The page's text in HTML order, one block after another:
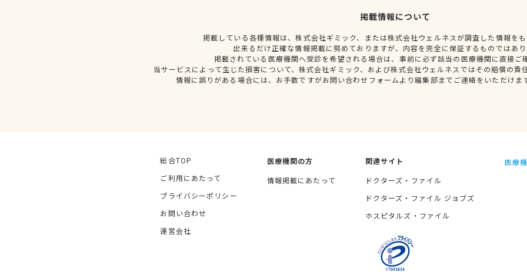
掲載情報について
掲載している各種情報は、株式会社ギミック、または株式会社ウェルネスが調査した情報を
出来るだけ正確な情報掲載に努めておりますが、内容を完全に保証するものではあ
掲載されている医療機関へ受診を希望される場合は、事前に必ず該当の医療機関に直接ご
当サービスによって生じた損害について、株式会社ギミック、および株式会社ウェルネスではその賠償の責
情報に誤りがある場合には、お手数ですがお問い合わせフォームより編集部までご連絡をいただけま
総合TOP
ご利用にあたって
プライバシーポリシー
お問い合わせ
運営会社
医療機関の方
情報掲載にあたって
関連サイト
ドクターズ・ファイル
ドクターズ・ファイル ジョブズ
ホスピタルズ・ファイル
医療